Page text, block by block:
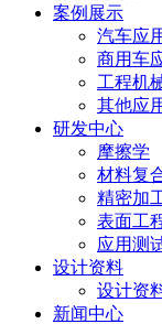
案例展示
汽车应
商用车
工程机
其他应
研发中心
摩擦学
材料复
精密加
表面工
应用测
设计资料
设计资
新闻中心